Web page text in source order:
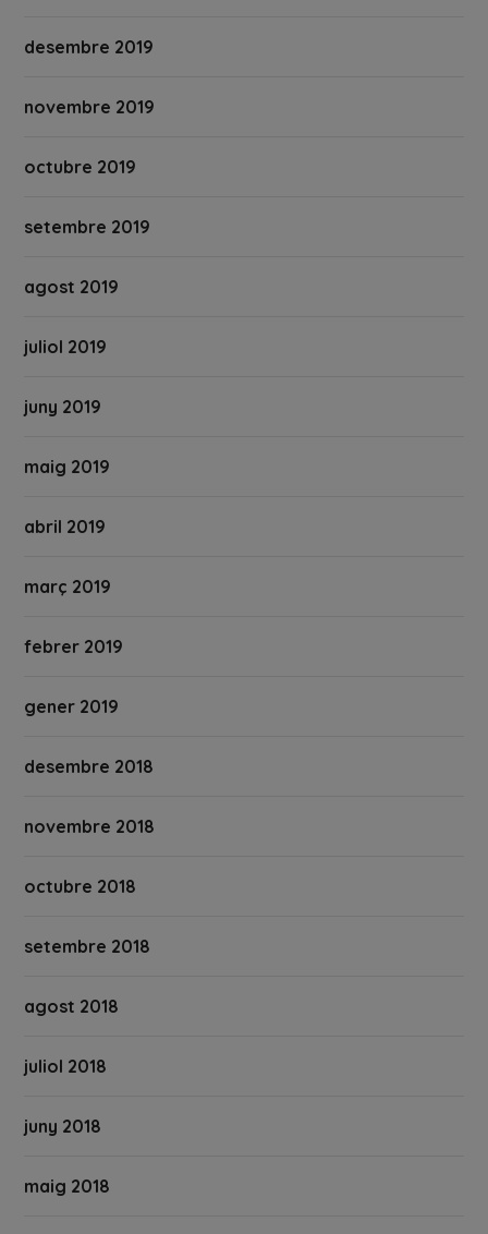
desembre 2019
novembre 2019
octubre 2019
setembre 2019
agost 2019
juliol 2019
juny 2019
maig 2019
abril 2019
març 2019
febrer 2019
gener 2019
desembre 2018
novembre 2018
octubre 2018
setembre 2018
agost 2018
juliol 2018
juny 2018
maig 2018